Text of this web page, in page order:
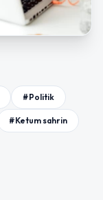
#Politik
#Ketum sahrin